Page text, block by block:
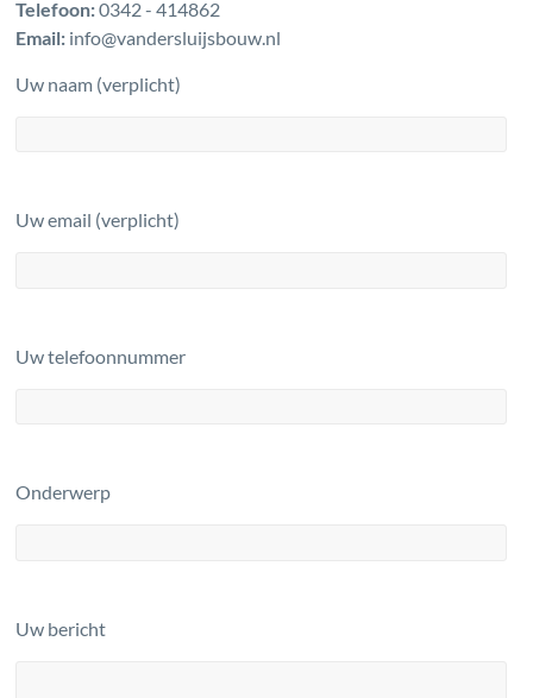
Telefoon:0342 - 414862
Email: info@vandersluijsbouw.nl
Uw naam (verplicht)
Uw email (verplicht)
Uw telefoonnummer
Onderwerp
Uw bericht